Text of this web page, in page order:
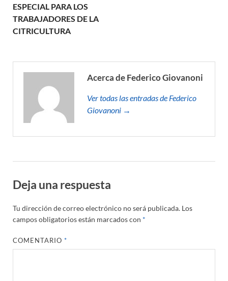
ESPECIAL PARA LOS
TRABAJADORES DE LA
CITRICULTURA
Acerca de Federico Giovanoni
Ver todas las entradas de Federico
Giovanoni →
Deja una respuesta
Tu dirección de correo electrónico no será publicada. Los
campos obligatorios están marcados con *
COMENTARIO*